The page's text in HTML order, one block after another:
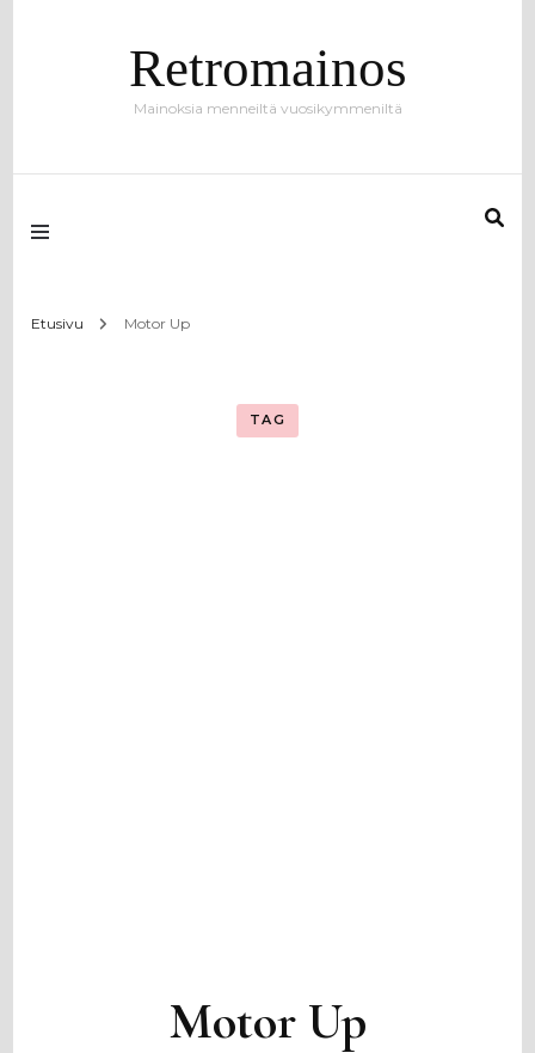
Retromainos
Mainoksia menneiltä vuosikymmeniltä
Etusivu Motor Up
TAG
Motor Up